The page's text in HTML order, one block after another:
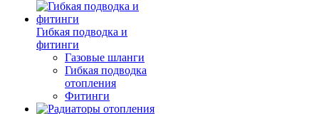
Гибкая подводка и
фитинги
Газовые шланги
Гибкая подводка
отопления
Фитинги